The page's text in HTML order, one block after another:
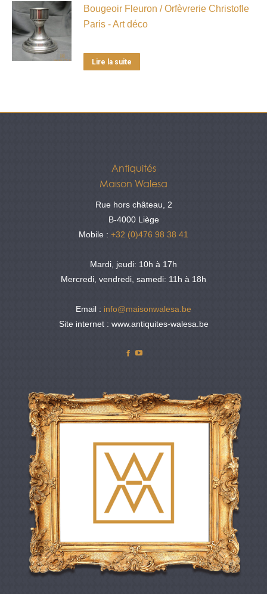
Bougeoir Fleuron / Orfèvrerie Christofle
Paris - Art déco
Lire la suite
Antiquités
Maison Walesa
Rue hors château, 2
B-4000 Liège
Mobile : +32 (0)476 98 38 41
Mardi, jeudi: 10h à 17h
Mercredi, vendredi, samedi: 11h à 18h
Email : info@maisonwalesa.be
Site internet : www.antiquites-walesa.be
Facebook